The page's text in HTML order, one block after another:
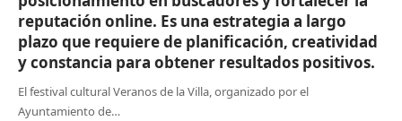
reputación online. Es una estrategia a largo
plazo que requiere de planificación, creatividad
y constancia para obtener resultados positivos.
El festival cultural Veranos de la Villa, organizado por el
Ayuntamiento de…